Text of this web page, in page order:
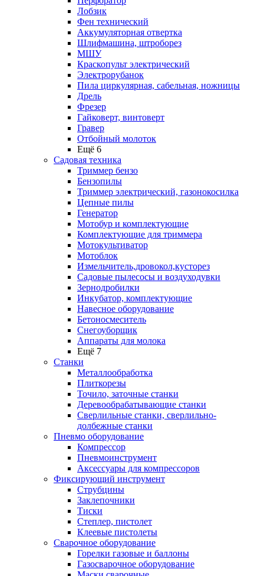
Лобзик
Фен технический
Аккумуляторная отвертка
Шлифмашина, штроборез
МШУ
Краскопульт электрический
Электрорубанок
Пила циркулярная, сабельная, ножницы
Дрель
Фрезер
Гайковерт, винтоверт
Гравер
Отбойный молоток
Ещё 6
Садовая техника
Триммер бензо
Бензопилы
Триммер электрический, газонокосилка
Цепные пилы
Генератор
Мотобур и комплектующие
Комплектующие для триммера
Мотокультиватор
Мотоблок
Измельчитель,дровокол,кусторез
Садовые пылесосы и воздуходувки
Зернодробилки
Инкубатор, комплектующие
Навесное оборудование
Бетоносмеситель
Снегоуборщик
Аппараты для молока
Ещё 7
Станки
Металлообработка
Плиткорезы
Точило, заточные станки
Деревообрабатывающие станки
Сверлильные станки, сверлильно-
долбежные станки
Пневмо оборудование
Компрессор
Пневмоинструмент
Аксессуары для компрессоров
Фиксирующий инструмент
Струбцины
Заклепочники
Тиски
Степлер, пистолет
Клеевые пистолеты
Сварочное оборудование
Горелки газовые и баллоны
Газосварочное оборудование